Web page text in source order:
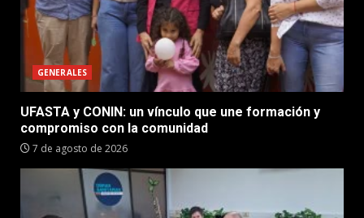
GENERALES
UFASTA y CONIN: un vínculo que une formación y
compromiso con la comunidad
7 de agosto de 2026